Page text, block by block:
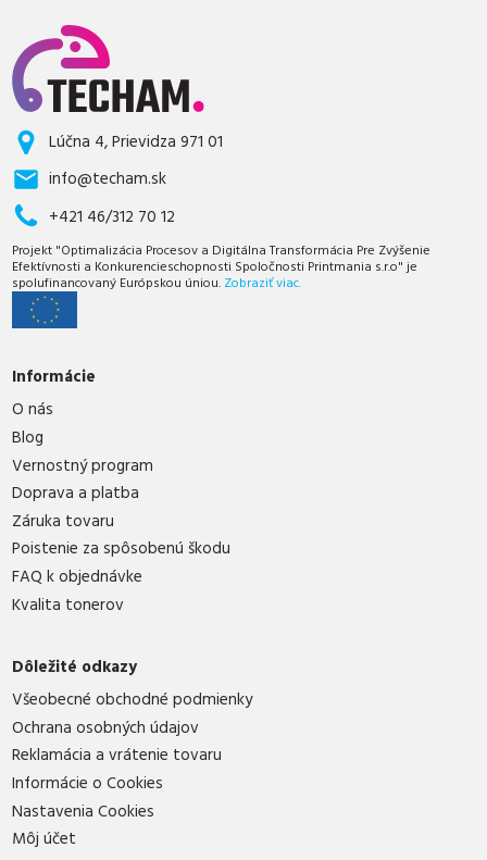
Lúčna 4, Prievidza 971 01
info@techam.sk
+421 46/312 70 12
Projekt "Optimalizácia Procesov a Digitálna Transformácia Pre Zvýšenie
Efektívnosti a Konkurencieschopnosti Spoločnosti Printmania s.r.o" je
spolufinancovaný Európskou úniou. Zobraziť viac.
Informácie
O nás
Blog
Vernostný program
Doprava a platba
Záruka tovaru
Poistenie za spôsobenú škodu
FAQ k objednávke
Kvalita tonerov
Dôležité odkazy
Všeobecné obchodné podmienky
Ochrana osobných údajov
Reklamácia a vrátenie tovaru
Informácie o Cookies
Nastavenia Cookies
Môj účet